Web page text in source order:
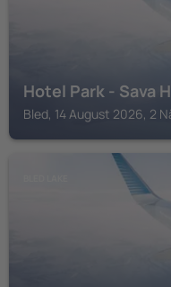
Hotel Park - Sava
Bled, 14 August 2026, 2